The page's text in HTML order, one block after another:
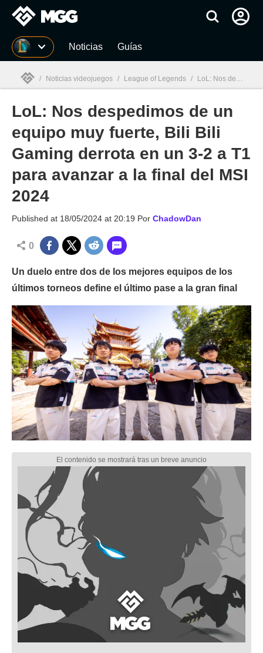
MGG Noticias Guías
MGG
/ Noticias videojuegos / League of Legends / LoL: Nos despedimos de un equipo muy fuerte, Bili Bili Gaming derrota en un 3-2 a T1 para avanzar a la final del MSI 2024
LoL: Nos despedimos de un
equipo muy fuerte, Bili Bili
Gaming derrota en un 3-2 a T1
para avanzar a la final del MSI
2024
Published at 18/05/2024 at 20:19 Por ChadowDan
0
Un duelo entre dos de los mejores equipos de los
últimos torneos define el último pase a la gran final